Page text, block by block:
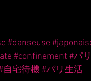
#danseuse
#confinement #パリ
自宅待機#パリ生活